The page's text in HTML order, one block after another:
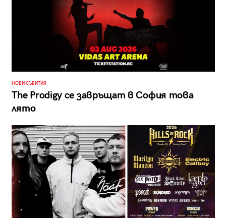
НОВИ СЪБИТИЯ
The Prodigy се завръщат в София това
лято